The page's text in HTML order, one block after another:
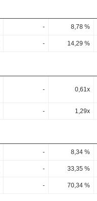
- 8,78 %
- 14,29 %
- 0,61x
- 1,29x
- 8,34 %
- 33,35 %
- 70,34 %